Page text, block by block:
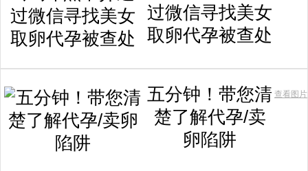
过微信寻找美女
取卵代孕被查处
五分钟！带您清
楚了解代孕/卖
卵陷阱
查看图片